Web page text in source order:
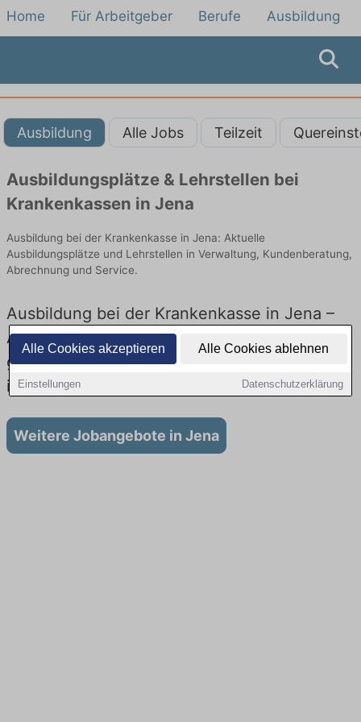
Alle Cookies akzeptieren Alle Cookies ablehnen
Einstellungen Datenschutzerklärung
Home Für Arbeitgeber Berufe Ausbildung
Ausbildung Alle Jobs Teilzeit
Ausbildungsplätze & Lehrstellen bei
Krankenkassen in Jena
Ausbildung bei der Krankenkasse in Jena: Aktuelle
Ausbildungsplätze und Lehrstellen in Verwaltung, Kundenberatung,
Abrechnung und Service.
Ausbildung bei der Krankenkasse in Jena –
Ausbildungsplätze und Lehrstellen: Aktuell
gibt es keine Stellenangebote für Ausbildung
in Jena
Weitere Jobangebote in Jena